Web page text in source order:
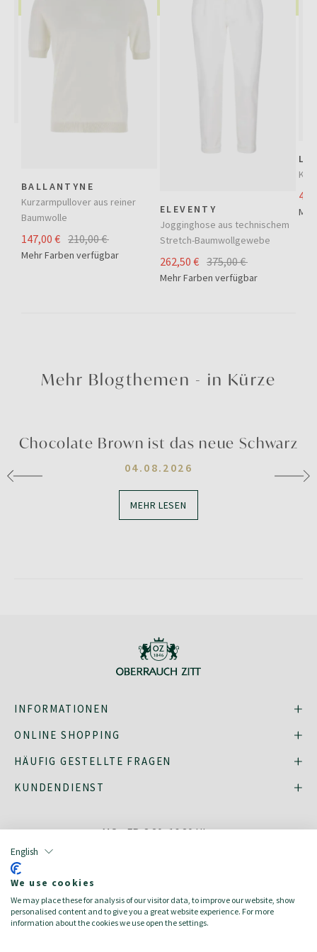
English
We use cookies
We may place these for analysis of our visitor data, to improve our website, show
personalised content and to give you a great website experience. For more
information about the cookies we use open the settings.
BALLANTYNE
Kurzarmpullover aus reiner
Baumwolle
147,00 € 210,00 €
Mehr Farben verfügbar
ELEVENTY
Jogginghose aus technischem
Stretch-Baumwollgewebe
262,50 € 375,00 €
Mehr Farben verfügbar
Mehr Blogthemen - in Kürze
Chocolate Brown ist das neue Schwarz
04.08.2026
MEHR LESEN
INFORMATIONEN
ONLINE SHOPPING
HÄUFIG GESTELLTE FRAGEN
KUNDENDIENST
MO - FR: 8:30–16:30 Uhr,
english italiano